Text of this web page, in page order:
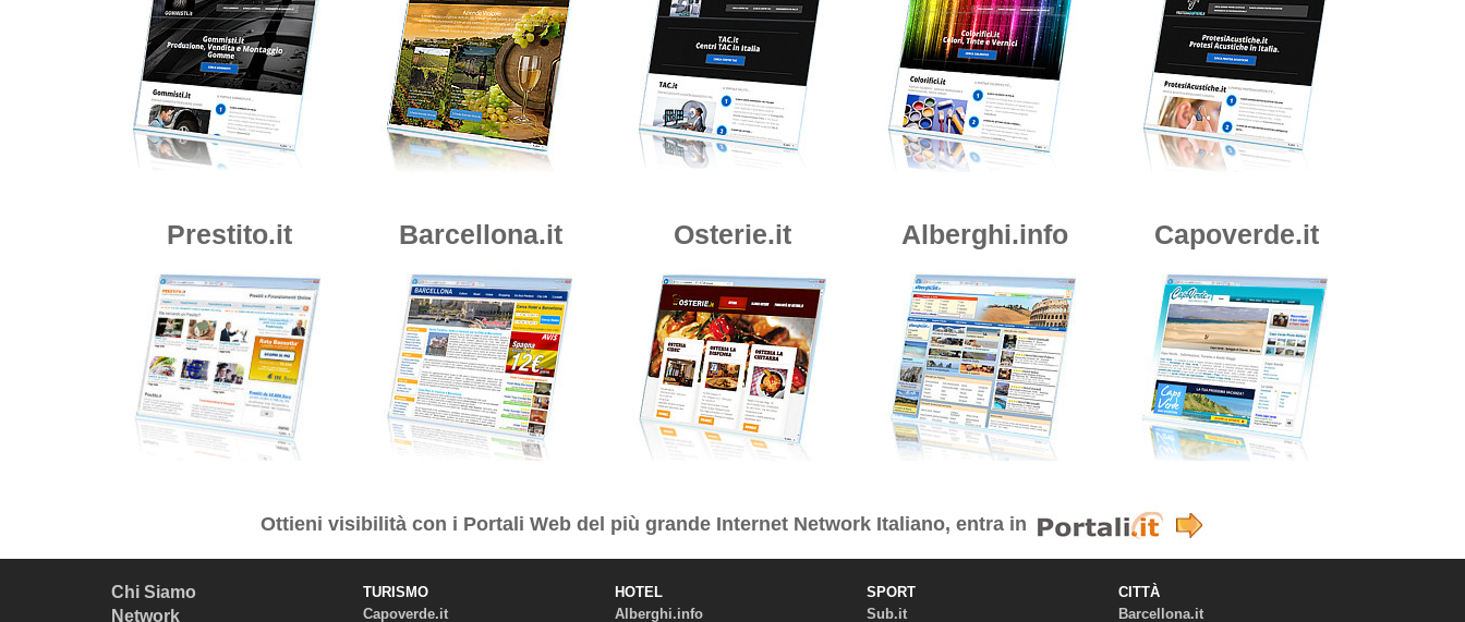
Prestito.it Barcellona.it Osterie.it Alberghi.info Capoverde.it
Ottieni visibilità con i Portali Web del più grande Internet Network Italiano, entra in
Chi Siamo
Network
TURISMO
Capoverde.it
HOTEL
Alberghi.info
SPORT
Sub.it
CITTÀ
Barcellona.it